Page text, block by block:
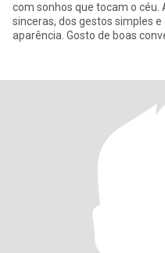
com sonhos que tocam o céu.
sinceras, dos gestos simples
aparência. Gosto de boas conversas, de aprender com diferentes